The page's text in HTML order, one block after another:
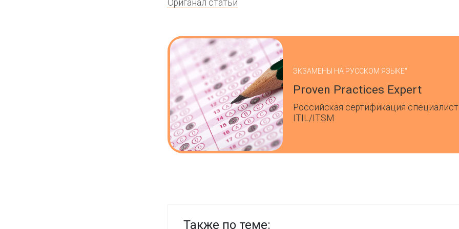
Ориганал статьи
ЭКЗАМЕНЫ НА РУССКОМ ЯЗЫКЕ"
Proven Practices Expert
Российская сертификация
ITIL/ITSM
Также по теме: